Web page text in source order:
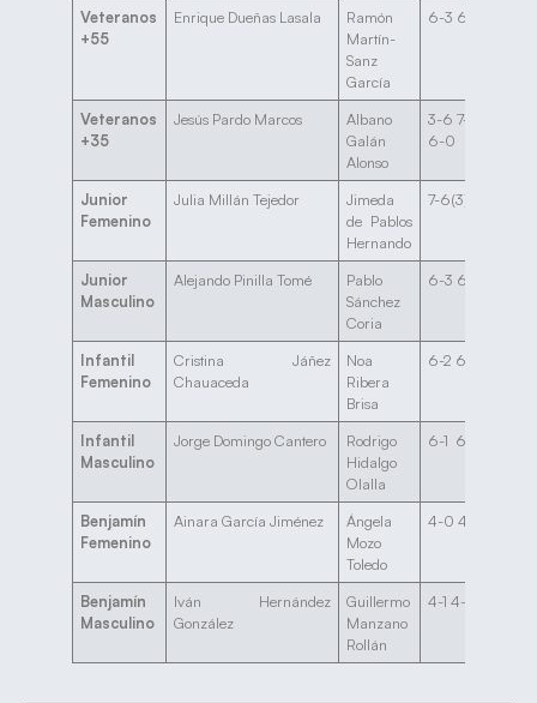
Veteranos
+55
Enrique Dueñas Lasala
Ramón
Martín-
Sanz
García
6-3 6-1
Veteranos
+35
Jesús Pardo Marcos
Albano
Galán
Alonso
3-6 7-6(3)
6-0
Junior
Femenino
Julia Millán Tejedor
Jimeda
de Pablos
Hernando
7-6(3) 6-2
Junior
Masculino
Alejando Pinilla Tomé
Pablo
Sánchez
Coria
6-3 6-3
Infantil
Femenino
Cristina Jáñez
Chauaceda
Noa
Ribera
Brisa
6-2 6-2
Infantil
Masculino
Jorge Domingo Cantero
Rodrigo
Hidalgo
Olalla
6-1 6-0
Benjamín
Femenino
Ainara García Jiménez
Ángela
Mozo
Toledo
4-0 4-0
Benjamín
Masculino
Iván Hernández
González
Guillermo
Manzano
Rollán
4-1 4-2